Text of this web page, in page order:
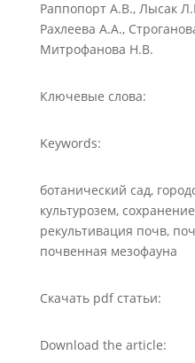
Раппопорт А.В., Лысак
Рахлеева А.А.,
Митрофанова Н.В.
Ключевые слова:
Keywords:
ботанический сад,
культурозем,
рекультивация почв,
почвенная мезофауна
Скачать pdf статьи:
Download the article: